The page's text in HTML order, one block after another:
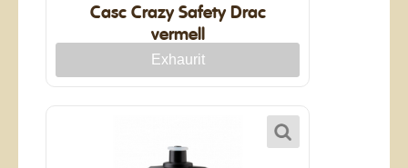
Casc Crazy Safety Drac
vermell